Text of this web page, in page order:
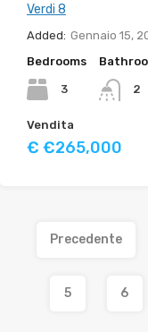
Verdi 8
Added: Gennaio 15,
Bedrooms
3 2
Vendita
€ €265,000
Precedente
5 6